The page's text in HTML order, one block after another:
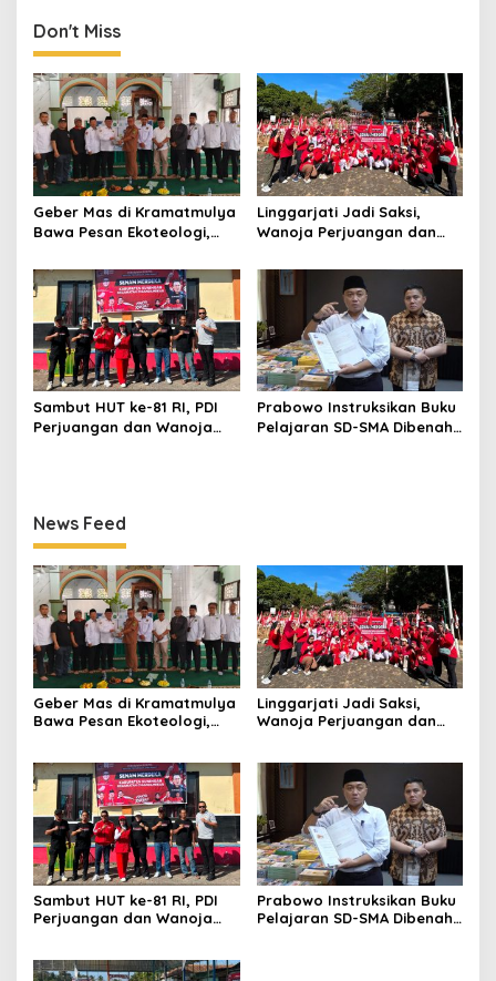
dan Berdaya
Don't Miss
Geber Mas di Kramatmulya
Bawa Pesan Ekoteologi,
Tanam Pohon
Linggarjati Jadi Saksi,
Wanoja Perjuangan dan
Kemerdekaan
Sambut HUT ke-81 RI, PDI
Perjuangan dan Wanoja
Prabowo Instruksikan Buku
Pelajaran SD-SMA Dibenahi,
News Feed
Geber Mas di Kramatmulya
Bawa Pesan Ekoteologi,
Linggarjati Jadi Saksi,
Wanoja Perjuangan dan
Sambut HUT ke-81 RI, PDI
Perjuangan dan Wanoja
Karang Taruna
Prabowo Instruksikan Buku
Pelajaran SD-SMA Dibenahi,